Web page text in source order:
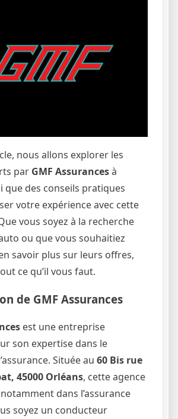
nous allons explorer les
par GMF Assurancesà
que des conseils pratiques
votre expérience avec cette
vous soyez à la recherche
ou que vous souhaitiez
savoir plus sur leurs offres,
ce qu’il vous faut.
de GMF Assurances
est une entreprise
son expertise dans le
Située au 60 Bis rue
45000 Orléans, cette agence
dans l’assurance
soyez un conducteur